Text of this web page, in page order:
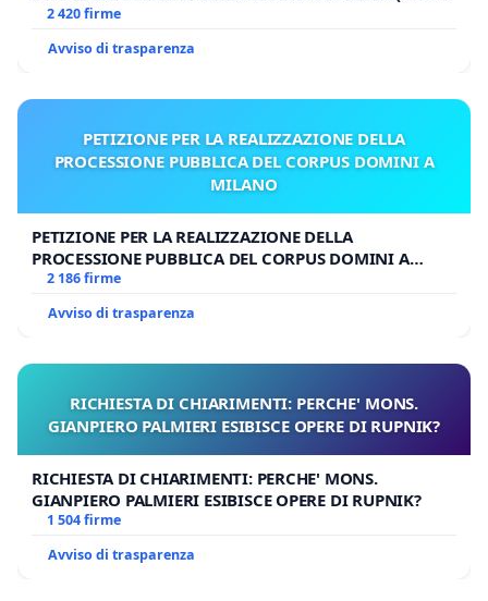
UDG)
2 420 firme
Avviso di trasparenza
PETIZIONE PER LA REALIZZAZIONE DELLA
PROCESSIONE PUBBLICA DEL CORPUS DOMINI A
MILANO
PETIZIONE PER LA REALIZZAZIONE DELLA
PROCESSIONE PUBBLICA DEL CORPUS DOMINI A
MILANO
2 186 firme
Avviso di trasparenza
RICHIESTA DI CHIARIMENTI: PERCHE' MONS.
GIANPIERO PALMIERI ESIBISCE OPERE DI RUPNIK?
RICHIESTA DI CHIARIMENTI: PERCHE' MONS.
GIANPIERO PALMIERI ESIBISCE OPERE DI RUPNIK?
1 504 firme
Avviso di trasparenza